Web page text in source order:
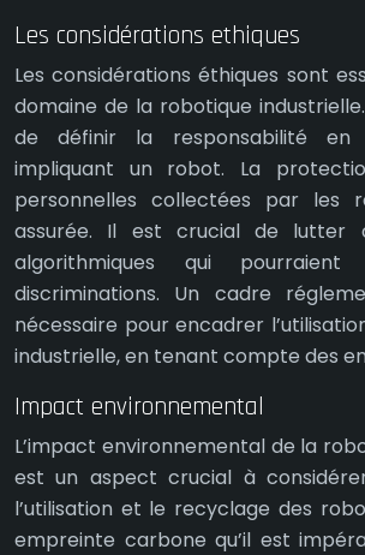
Les considérations ethiques
Les considérations éthiques sont
domaine de la robotique
de définir la responsabilité en
impliquant un robot. La
personnelles collectées par les
assurée. Il est crucial de lutter
algorithmiques qui
discriminations. Un cadre
nécessaire pour encadrer
industrielle, en tenant compte des
Impact environnemental
L’impact environnemental de la
est un aspect crucial à
l’utilisation et le recyclage des
empreinte carbone qu’il est